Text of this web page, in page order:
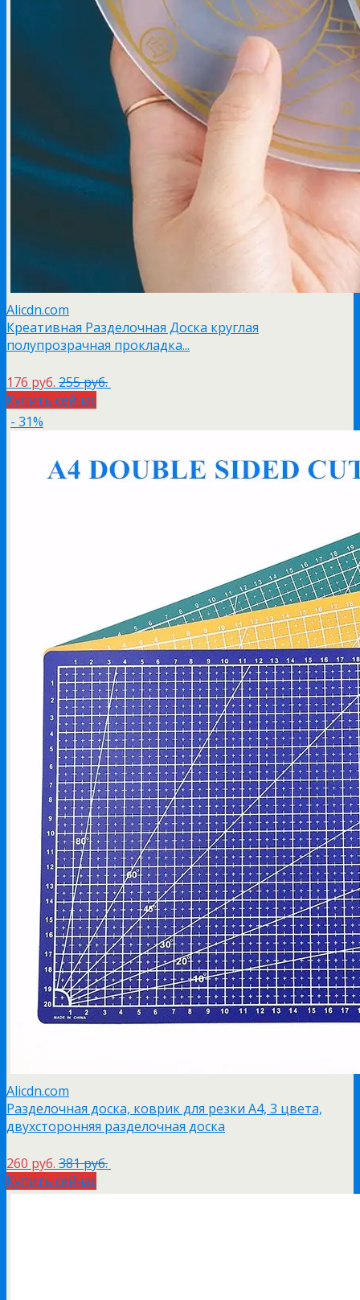
Alicdn.com
Креативная Разделочная Доска круглая
полупрозрачная прокладка...
176 руб. 255 руб.
Купить сейчас
- 31%
Alicdn.com
Разделочная доска, коврик для резки A4, 3 цвета,
двухсторонняя разделочная доска
260 руб. 381 руб.
Купить сейчас